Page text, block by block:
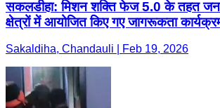
सकलडीहा: मिशन शक्ति फेज 5.0 के तहत
क्षेत्रों में आयोजित किए गए जागरूकता
Sakaldiha, Chandauli | Feb 19, 2026